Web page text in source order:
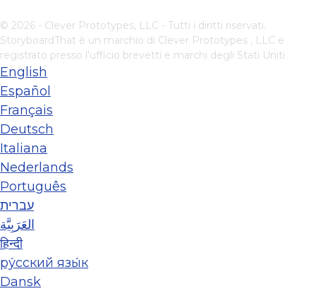
© 2026 - Clever Prototypes, LLC - Tutti i diritti riservati.
StoryboardThat è un marchio di Clever Prototypes , LLC e
registrato presso l'ufficio brevetti e marchi degli Stati Uniti
English
Español
Français
Deutsch
Italiana
Nederlands
Português
עברית
العَرَبِيَّة
हिन्दी
ру́сский язы́к
Dansk